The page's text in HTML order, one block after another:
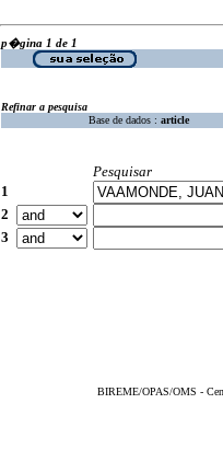
p�gina 1 de 1
Refinar a pesquisa
Base de dados : article
Pesquisar
1
2
3
BIREME/OPAS/OMS -